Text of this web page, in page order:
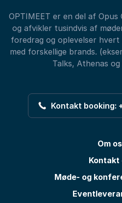
OPTIMEET er en del af
og afvikler tusindvis af
foredrag og oplevelser hvert
med forskellige brands.
Talks, Athenas og
Kontakt booking:
Om os
Kontakt
Møde- og